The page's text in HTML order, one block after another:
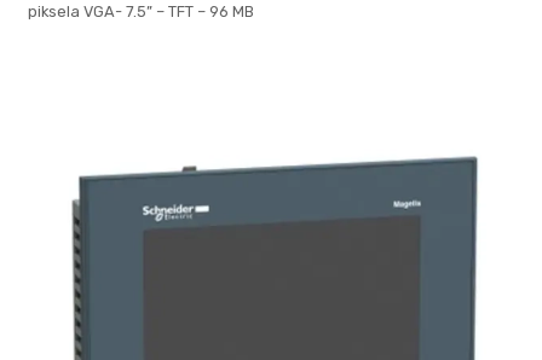
piksela VGA- 7.5” – TFT – 96 MB